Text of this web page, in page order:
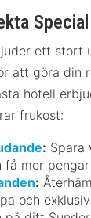
Special
ett stort
att göra din
hotell
frukost:
: Spara
få mer
:
och